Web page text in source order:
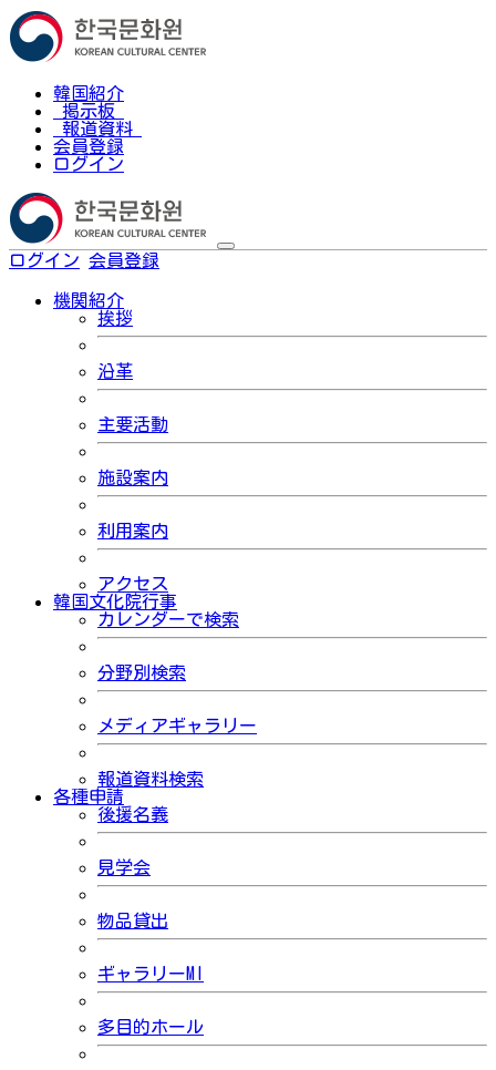
韓国紹介
掲示板
報道資料
会員登録
ログイン
ログイン 会員登録
機関紹介
挨拶
沿革
主要活動
施設案内
利用案内
アクセス
韓国文化院行事
カレンダーで検索
分野別検索
メディアギャラリー
報道資料検索
各種申請
後援名義
見学会
物品貸出
ギャラリーMI
多目的ホール